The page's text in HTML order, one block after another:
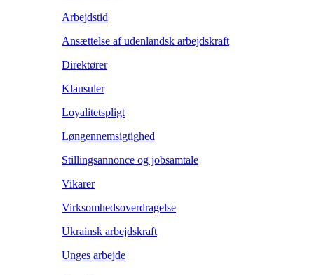
Arbejdstid
Ansættelse af udenlandsk arbejdskraft
Direktører
Klausuler
Loyalitetspligt
Løngennemsigtighed
Stillingsannonce og jobsamtale
Vikarer
Virksomhedsoverdragelse
Ukrainsk arbejdskraft
Unges arbejde